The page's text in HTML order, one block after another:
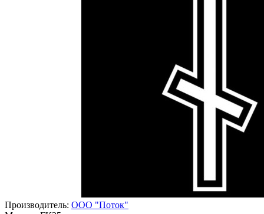
Производитель: ООО "Поток"